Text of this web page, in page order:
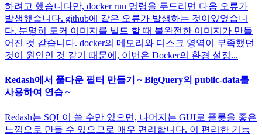
하려고 했습니다만, docker run 명령을 두드리면 다음 오류가
발생했습니다. github에 같은 오류가 발생하는 것이있었습니
다. 분명히 도커 이미지를 빌드 할 때 불완전한 이미지가 만들
어진 것 같습니다. docker의 메모리와 디스크 영역이 부족했던
것이 원인인 것 같기 때문에, 이번은 Docker의 환경 설정...
Redash에서 풀다운 필터 만들기 ~ BigQuery의 public-data를
사용하여 연습 ~
Redash는 SQL이 쓸 수만 있으면, 나머지는 GUI로 플롯을 좋은
느낌으로 만들 수 있으므로 매우 편리합니다. 이 편리한 기능